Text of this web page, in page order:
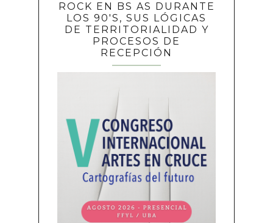
ROCK EN BS AS DURANTE
LOS 90'S, SUS LÓGICAS
DE TERRITORIALIDAD Y
PROCESOS DE
RECEPCIÓN